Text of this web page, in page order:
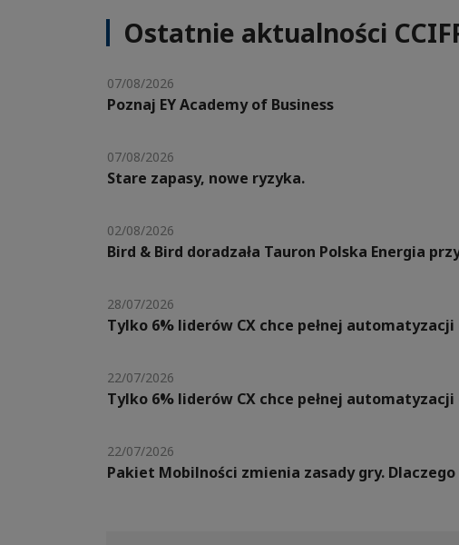
Ostatnie aktualności
07/08/2026
Poznaj EY Academy of Business
07/08/2026
Stare zapasy, nowe ryzyka.
02/08/2026
Bird & Bird doradzała Tauron Polska Energia
28/07/2026
Tylko 6% liderów CX chce pełnej
22/07/2026
Tylko 6% liderów CX chce pełnej
22/07/2026
Pakiet Mobilności zmienia zasady gry.